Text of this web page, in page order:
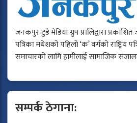
जनकपुर टुडे मेडिया ग्रुप प्रालिद्वारा
पत्रिका मधेशको पहिलो ‘क’ वर्गको राष्ट्रिय
समाचारको लागि हामीलाई सामाजिक
सम्पर्क ठेगाना: